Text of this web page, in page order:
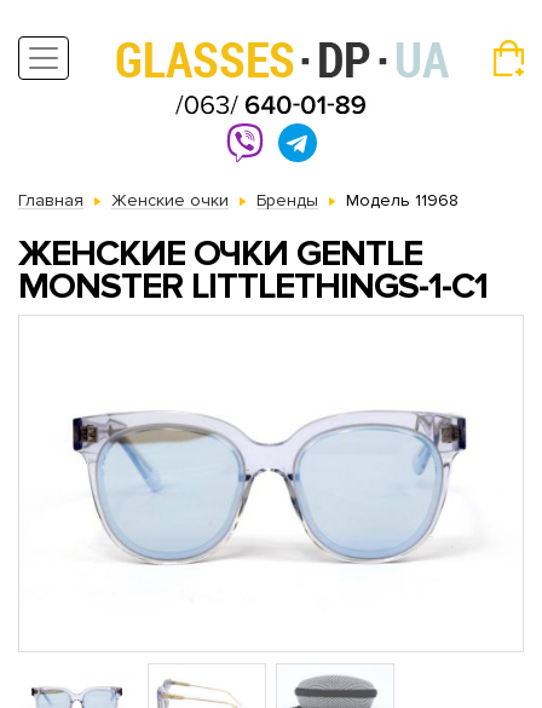
Главная Женские очки Бренды Модель 11968
ЖЕНСКИЕ ОЧКИ GENTLE
MONSTER LITTLETHINGS-1-C1